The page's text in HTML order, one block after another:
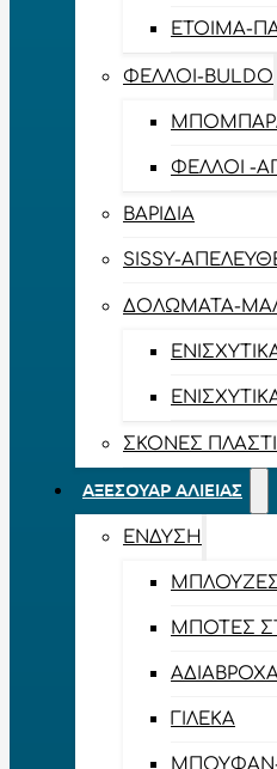
ΈΤΟΙΜΑ-
ΦΕΛΛΟΊ-BULDO
ΦΕΛΛΟΊ -
ΒΑΡΊΔΙΑ
SISSY-
ΔΟΛΏΜΑΤΑ-
ΣΚΌΝΕΣ
ΑΞΕΣΟΥΆΡ ΑΛΙΕΊΑΣ
ΈΝΔΥΣΗ
ΜΠΌΤΕΣ
ΓΙΛΈΚΑ